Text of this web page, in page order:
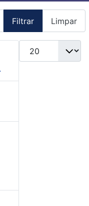
Filtrar Limpar
Mostrar #